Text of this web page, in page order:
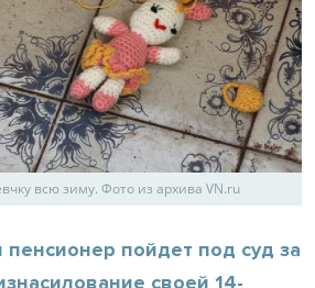
всю зиму. Фото из архива VN.ru
пойдет под суд за
своей 14-